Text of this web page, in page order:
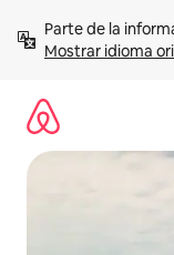
contenidoMostrar idioma